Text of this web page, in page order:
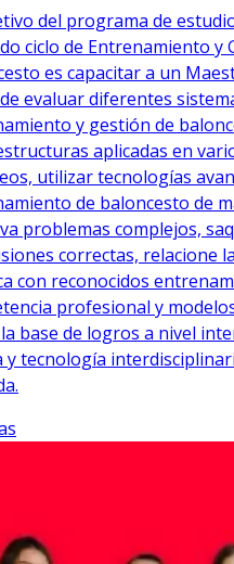
del programa de
ciclo de Entrenamiento y
es capacitar a un
evaluar diferentes
y gestión de
aplicadas en
utilizar tecnologías
de baloncesto de
problemas complejos,
correctas, relacione
con reconocidos
profesional y
base de logros a nivel
y tecnología